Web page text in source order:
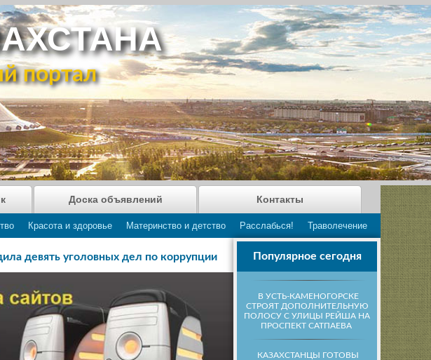
портал
Красота и здоровье Материнство и детство Расслабься! Траволечение
Доска объявлений Контакты
Популярное сегодня
В УСТЬ-КАМЕНОГОРСКЕ
СТРОЯТ ДОПОЛНИТЕЛЬНУЮ
ПОЛОСУ С УЛИЦЫ РЕЙША НА
ПРОСПЕКТ САТПАЕВА
КАЗАХСТАНЦЫ ГОТОВЫ
девять уголовных дел по коррупции